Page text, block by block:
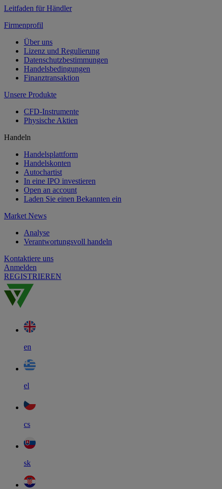
Leitfaden für Händler
Firmenprofil
Über uns
Lizenz und Regulierung
Datenschutzbestimmungen
Handelsbedingungen
Finanztransaktion
Unsere Produkte
CFD-Instrumente
Physische Aktien
Handeln
Handelsplattform
Handelskonten
Autochartist
In eine IPO investieren
Open an account
Laden Sie einen Bekannten ein
Market News
Analyse
Verantwortungsvoll handeln
Kontaktiere uns
Anmelden
REGISTRIEREN
en
el
cs
sk